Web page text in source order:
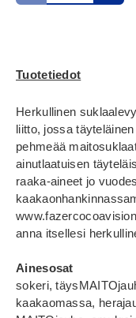
Tuotetiedot
Herkullinen
liitto, jossa
pehmeää
ainutlaatuisen
raaka-aineet jo
anna itsellesi
Ainesosat
sokeri,
kaakaomassa,